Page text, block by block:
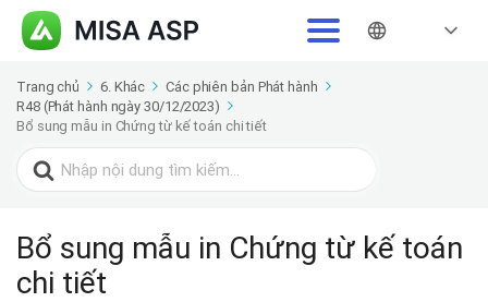
Trang chủ 6. Khác
Các phiên bản Phát hành
R48 (Phát hành ngày 30/12/2023)
Bổ sung mẫu in Chứng từ kế toán chi tiết
Search
for:
Bổ sung mẫu in Chứng từ kế toán
chi tiết